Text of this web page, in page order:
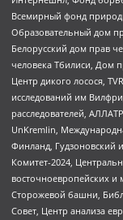
Всемирный фонд
Образовательный дом
Белорусский дом прав
человека Тбилиси, Дом
Центр дикого лосося,
исследований им
расследователей,
UnKremlin,
Финланд, Гудзоновский
Комитет-2024,
восточноевропейских
Сторожевой башни,
Совет, Центр анализа